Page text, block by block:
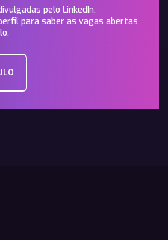
pelo LinkedIn.
para saber as vagas abertas